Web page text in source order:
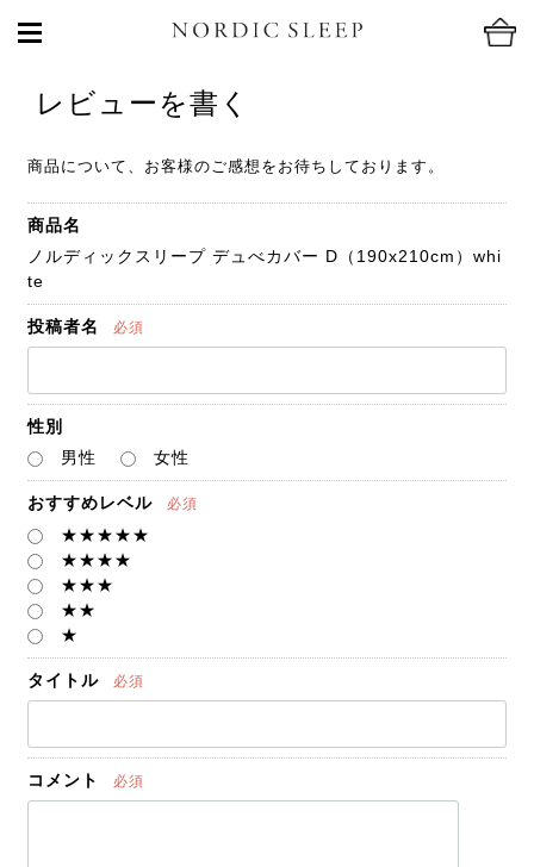
レビューを書く
商品について、お客様のご感想をお待ちしております。
商品名
ノルディックスリープ デュべカバー D（190x210cm）whi
te
投稿者名 必須
性別
男性
女性
おすすめレベル 必須
★★★★★
★★★★
★★★
★★
★
タイトル 必須
コメント 必須